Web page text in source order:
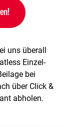
uns überall
Einzel-
bei
über Click &
abholen.